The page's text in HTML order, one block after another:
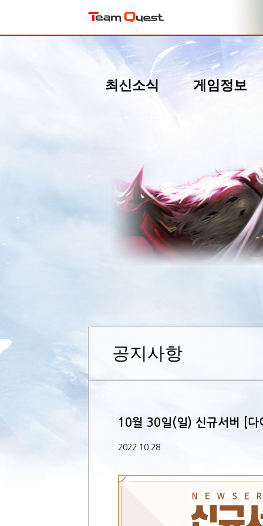
최신소식 게임정보
공지사항
10월 30일(일) 신규서버 [다
2022.10.28